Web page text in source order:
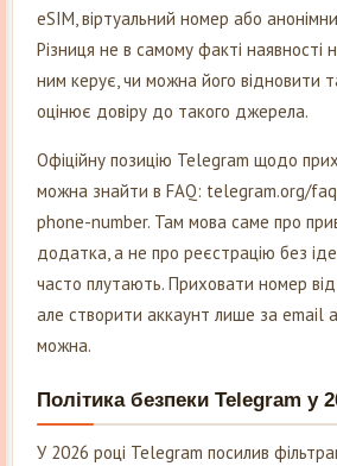
eSIM, віртуальний номер або
Різниця не в самому факті наявності
ним керує, чи можна його відновити
оцінює довіру до такого джерела.
Офіційну позицію Telegram щодо
можна знайти в FAQ: telegram.org/
phone-number. Там мова саме про
додатка, а не про реєстрацію без
часто плутають. Приховати номер
але створити аккаунт лише за email
можна.
Політика безпеки Telegram у
У 2026 році Telegram посилив